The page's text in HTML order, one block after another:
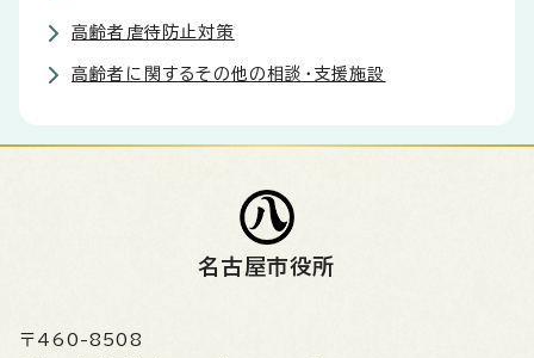
高齢者虐待防止対策
高齢者に関するその他の相談・支援施設
名古屋市役所
〒460-8508